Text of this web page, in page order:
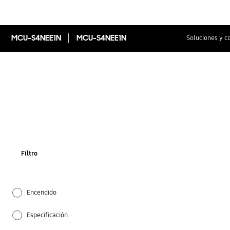
MCU-S4NEE1N MCU-S4NEE1N Soluciones y
Filtro
Encendido
Especificación